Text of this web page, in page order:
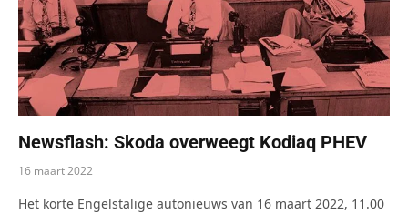
Newsflash: Skoda overweegt Kodiaq PHEV
16 maart 2022
Het korte Engelstalige autonieuws van 16 maart 2022, 11.00